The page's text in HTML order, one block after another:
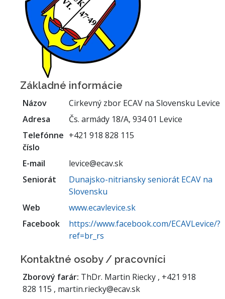
Základné informácie
Názov
Cirkevný zbor ECAV na Slovensku Levice
Adresa
Čs. armády 18/A, 934 01 Levice
Telefónne
číslo
+421 918 828 115
E-mail
levice@ecav.sk
Seniorát
Dunajsko-nitriansky seniorát ECAV na
Slovensku
Web
www.ecavlevice.sk
Facebook
https://www.facebook.com/ECAVLevice/?
ref=br_rs
Kontaktné osoby / pracovníci
Zborový farár: ThDr. Martin Riecky , +421 918
828 115 , martin.riecky@ecav.sk